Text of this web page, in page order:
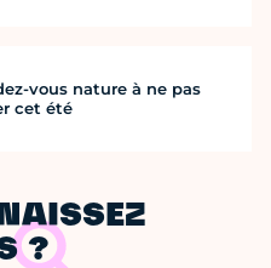
vous nature à ne pas
cet été
?